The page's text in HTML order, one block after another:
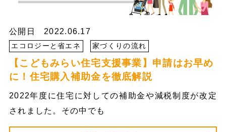
公開日 2022.06.17
エコロジーと省エネ 家づくりの流れ
【こどもみらい住宅支援事業】申請はお早め
に！住宅購入補助金を徹底解説
2022年度に住宅に対しての補助金や減税制度が改定
されました。その中でも